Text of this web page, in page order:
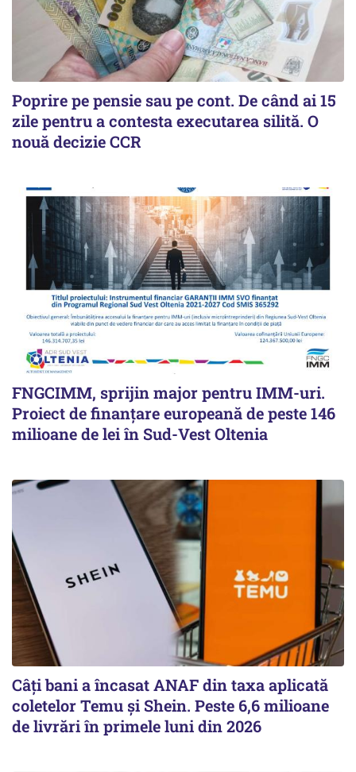
Poprire pe pensie sau pe cont. De când ai 15
zile pentru a contesta executarea silită. O
nouă decizie CCR
FNGCIMM, sprijin major pentru IMM-uri.
Proiect de finanțare europeană de peste 146
milioane de lei în Sud-Vest Oltenia
Câți bani a încasat ANAF din taxa aplicată
coletelor Temu și Shein. Peste 6,6 milioane
de livrări în primele luni din 2026